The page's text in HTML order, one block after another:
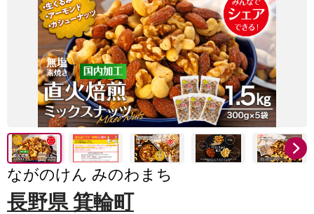
ながのけん みのわまち
長野県 箕輪町